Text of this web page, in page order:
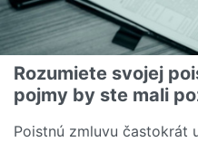
Rozumiete svojej
pojmy by ste mali
Poistnú zmluvu častokrát